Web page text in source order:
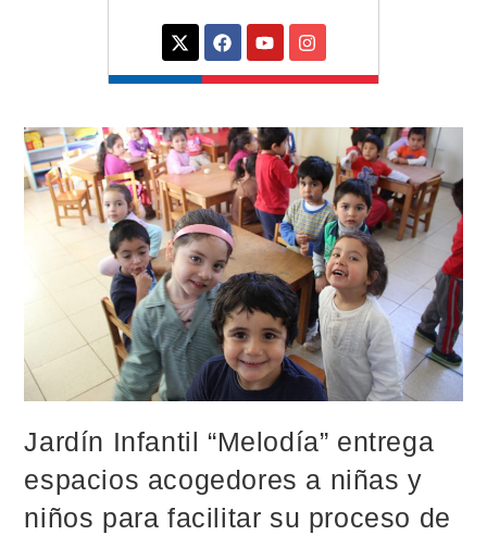
Jardín Infantil “Melodía” entrega
espacios acogedores a niñas y
niños para facilitar su proceso de